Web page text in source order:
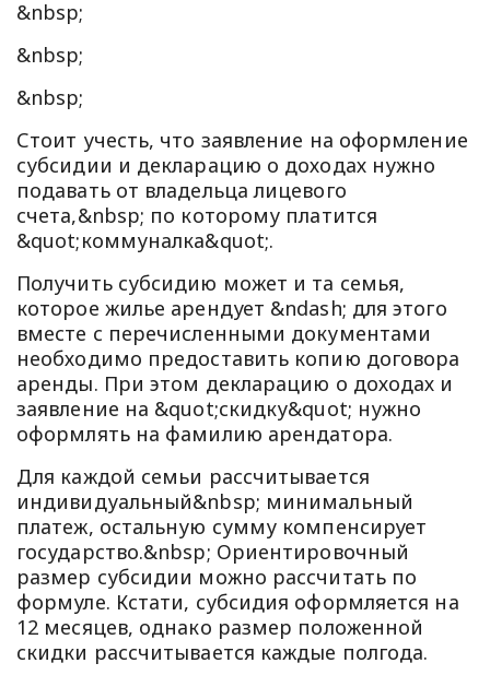
&nbsp;
&nbsp;
&nbsp;
Стоит учесть, что заявление на оформление
субсидии и декларацию о доходах нужно
подавать от владельца лицевого
счета,&nbsp; по которому платится
&quot;коммуналка&quot;.
Получить субсидию может и та семья,
которое жилье арендует &ndash; для этого
вместе с перечисленными документами
необходимо предоставить копию договора
аренды. При этом декларацию о доходах и
заявление на &quot;скидку&quot; нужно
оформлять на фамилию арендатора.
Для каждой семьи рассчитывается
индивидуальный&nbsp; минимальный
платеж, остальную сумму компенсирует
государство.&nbsp; Ориентировочный
размер субсидии можно рассчитать по
формуле. Кстати, субсидия оформляется на
12 месяцев, однако размер положенной
скидки рассчитывается каждые полгода.